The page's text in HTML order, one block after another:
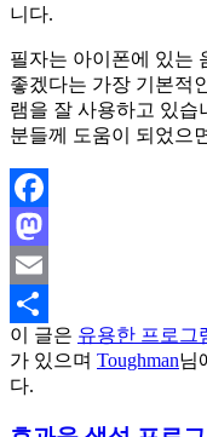
니다.
필자는 아이폰에 있는
좋겠다는 가장 기본적
램을 잘 사용하고 있습
분들께 도움이 되었으
Facebook
Mastodon
Email
Share
이 글은 유용한 프로그
가 있으며 Toughman님
다.